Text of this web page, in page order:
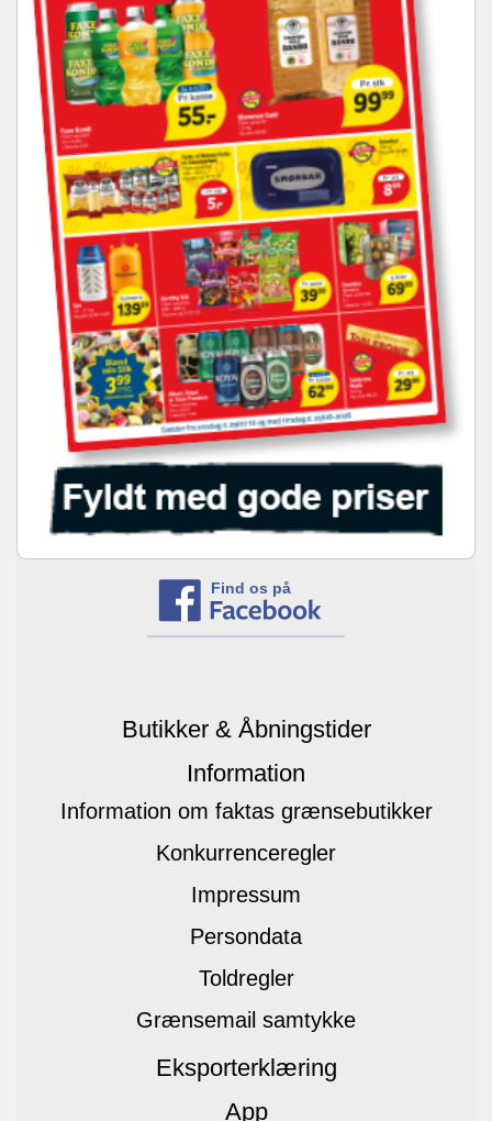
Find os på
Butikker & Åbningstider
Information
Information om faktas grænsebutikker
Konkurrenceregler
Impressum
Persondata
Toldregler
Grænsemail samtykke
Eksporterklæring
App